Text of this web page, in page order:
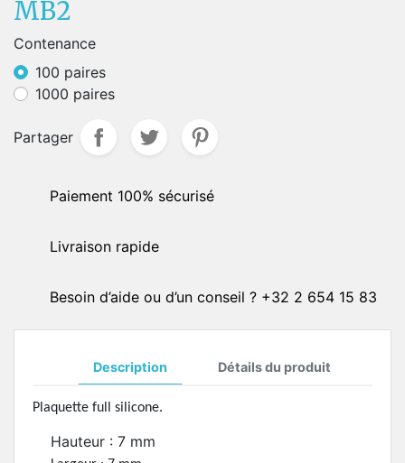
MB2
Contenance
100 paires
1000 paires
Partager
Paiement 100% sécurisé
Livraison rapide
Besoin d’aide ou d’un conseil ? +32 2 654 15 83
Description Détails du produit
Plaquette full silicone.
Hauteur : 7 mm